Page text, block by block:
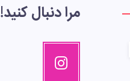
مرا دنبال کنید!